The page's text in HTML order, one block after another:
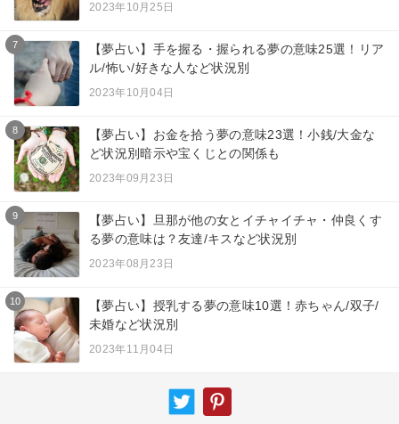
2023年10月25日
7
【夢占い】手を握る・握られる夢の意味25選！リア
ル/怖い/好きな人など状況別
2023年10月04日
8
【夢占い】お金を拾う夢の意味23選！小銭/大金な
ど状況別暗示や宝くじとの関係も
2023年09月23日
9
【夢占い】旦那が他の女とイチャイチャ・仲良くす
る夢の意味は？友達/キスなど状況別
2023年08月23日
10
【夢占い】授乳する夢の意味10選！赤ちゃん/双子/
未婚など状況別
2023年11月04日